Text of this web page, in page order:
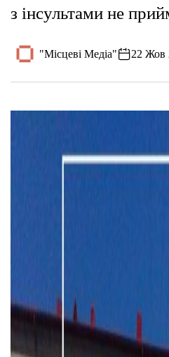
з інсультами не
"Місцеві Медіа" 22 Жов